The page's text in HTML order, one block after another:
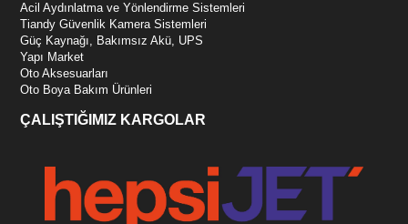
Acil Aydınlatma ve Yönlendirme Sistemleri
Tiandy Güvenlik Kamera Sistemleri
Güç Kaynağı, Bakımsız Akü, UPS
Yapı Market
Oto Aksesuarları
Oto Boya Bakım Ürünleri
ÇALIŞTIĞIMIZ KARGOLAR